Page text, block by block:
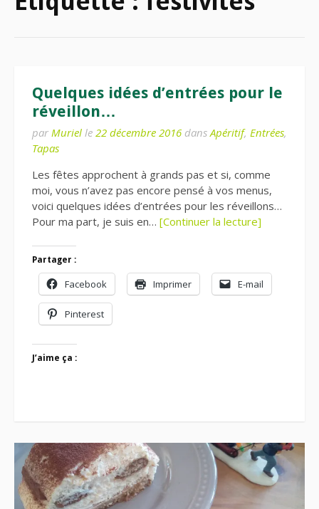
Quelques idées d’entrées pour le
réveillon…
par Muriel le 22 décembre 2016 dansApéritif, Entrées,
Tapas
Les fêtes approchent à grands pas et si, comme
moi, vous n’avez pas encore pensé à vos menus,
voici quelques idées d’entrées pour les réveillons…
Pour ma part, je suis en… [Continuer la lecture]
Partager :
Facebook Imprimer E-mail
Pinterest
J’aime ça :